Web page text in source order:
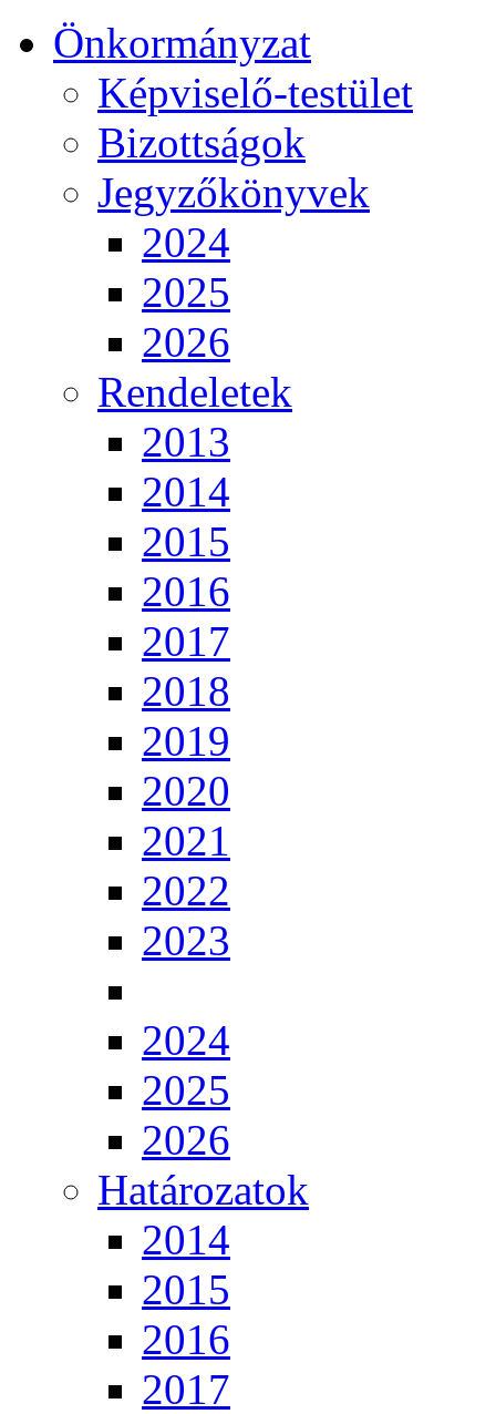
Önkormányzat
Képviselő-testület
Bizottságok
Jegyzőkönyvek
2024
2025
2026
Rendeletek
2013
2014
2015
2016
2017
2018
2019
2020
2021
2022
2023
2024
2025
2026
Határozatok
2014
2015
2016
2017